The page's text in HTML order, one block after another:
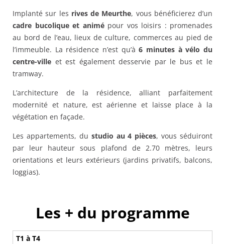
Implanté sur les rives de Meurthe, vous bénéficierez d’un
cadre bucolique et animépour vos loisirs : promenades
au bord de l’eau, lieux de culture, commerces au pied de
l’immeuble. La résidence n’est qu’à6 minutes à vélo du
centre-ville et est également desservie par le bus et le
tramway.
L’architecture de la résidence, alliant parfaitement
modernité et nature, est aérienne et laisse place à la
végétation en façade.
Les appartements, du studio au 4 pièces, vous séduiront
par leur hauteur sous plafond de 2.70 mètres, leurs
orientations et leurs extérieurs (jardins privatifs, balcons,
loggias).
Les + du programme
T1 à T4